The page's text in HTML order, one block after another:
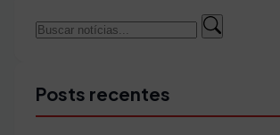
Buscar
Buscar
Posts recentes